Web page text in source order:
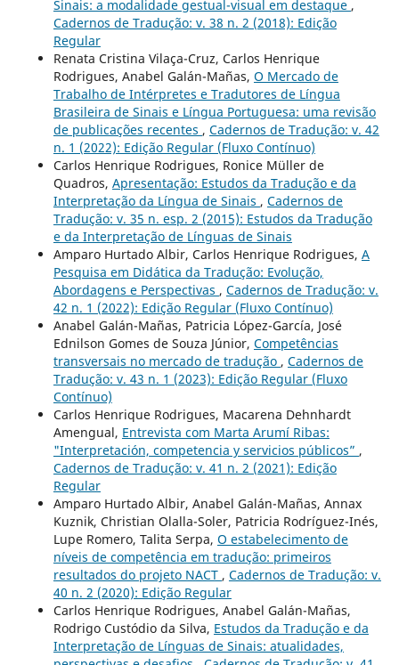
Sinais: a modalidade gestual-visual em destaque ,
Cadernos de Tradução: v. 38 n. 2 (2018): Edição
Regular
Renata Cristina Vilaça-Cruz, Carlos Henrique
Rodrigues, Anabel Galán-Mañas, O Mercado de
Trabalho de Intérpretes e Tradutores de Língua
Brasileira de Sinais e Língua Portuguesa: uma revisão
de publicações recentes , Cadernos de Tradução: v. 42
n. 1 (2022): Edição Regular (Fluxo Contínuo)
Carlos Henrique Rodrigues, Ronice Müller de
Quadros, Apresentação: Estudos da Tradução e da
Interpretação da Língua de Sinais , Cadernos de
Tradução: v. 35 n. esp. 2 (2015): Estudos da Tradução
e da Interpretação de Línguas de Sinais
Amparo Hurtado Albir, Carlos Henrique Rodrigues, A
Pesquisa em Didática da Tradução: Evolução,
Abordagens e Perspectivas , Cadernos de Tradução: v.
42 n. 1 (2022): Edição Regular (Fluxo Contínuo)
Anabel Galán-Mañas, Patricia López-García, José
Ednilson Gomes de Souza Júnior, Competências
transversais no mercado de tradução , Cadernos de
Tradução: v. 43 n. 1 (2023): Edição Regular (Fluxo
Contínuo)
Carlos Henrique Rodrigues, Macarena Dehnhardt
Amengual, Entrevista com Marta Arumí Ribas:
"Interpretación, competencia y servicios públicos” ,
Cadernos de Tradução: v. 41 n. 2 (2021): Edição
Regular
Amparo Hurtado Albir, Anabel Galán-Mañas, Annax
Kuznik, Christian Olalla-Soler, Patricia Rodríguez-Inés,
Lupe Romero, Talita Serpa, O estabelecimento de
níveis de competência em tradução: primeiros
resultados do projeto NACT , Cadernos de Tradução: v.
40 n. 2 (2020): Edição Regular
Carlos Henrique Rodrigues, Anabel Galán-Mañas,
Rodrigo Custódio da Silva, Estudos da Tradução e da
Interpretação de Línguas de Sinais: atualidades,